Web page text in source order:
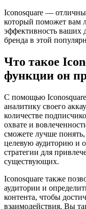
Iconosquare —
который поможет вам
эффективность ваших
бренда в этой
Что такое
функции он
С помощью
аналитику своего
количестве
охвате и
сможете лучше
целевую аудиторию и
стратегии для
существующих.
Iconosquare также
аудитории и
контента, чтобы
взаимодействия. Вы